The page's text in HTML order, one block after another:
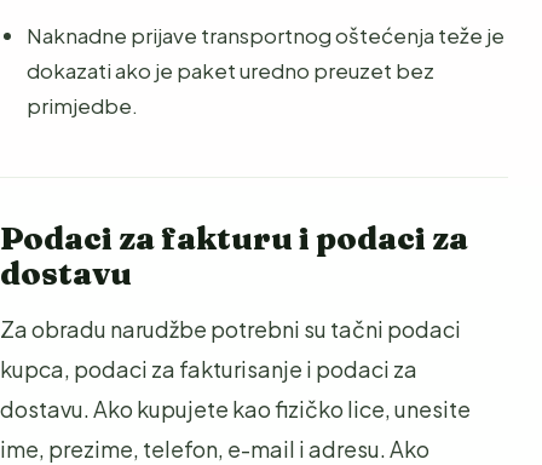
Naknadne prijave transportnog oštećenja teže je
dokazati ako je paket uredno preuzet bez
primjedbe.
Podaci za fakturu i podaci za
dostavu
Za obradu narudžbe potrebni su tačni podaci
kupca, podaci za fakturisanje i podaci za
dostavu. Ako kupujete kao fizičko lice, unesite
ime, prezime, telefon, e-mail i adresu. Ako